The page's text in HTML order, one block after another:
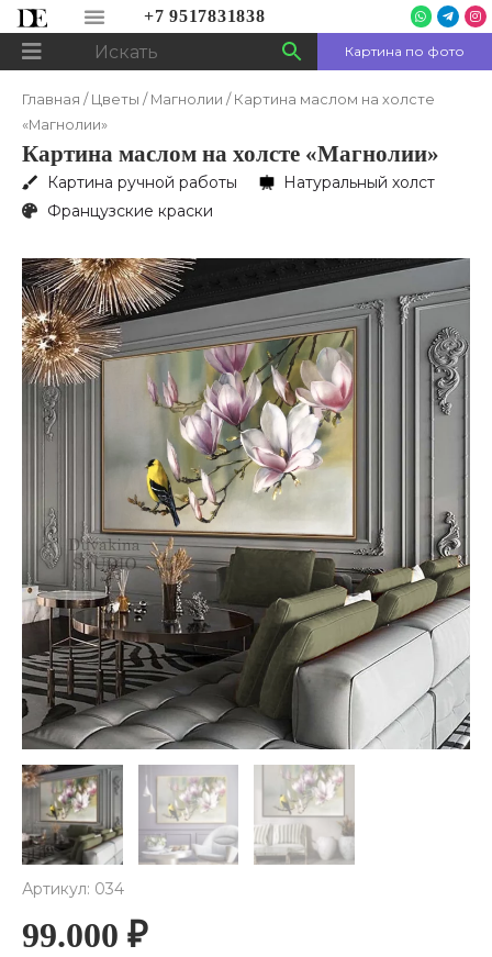
Перейти
содержимому
Menu+7 9517831838 W
h
t
p
T
e
e
I
n
Menu Картина по фото
Главная / Цветы / Магнолии / Картина маслом на холсте
«Магнолии»
Картина маслом на холсте «Магнолии»
Картина ручной работы
Натуральный холст
Французские краски
Артикул: 034
99.000 ₽